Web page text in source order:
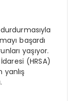
başardı
yaşıyor.
(HRSA)
yanlış